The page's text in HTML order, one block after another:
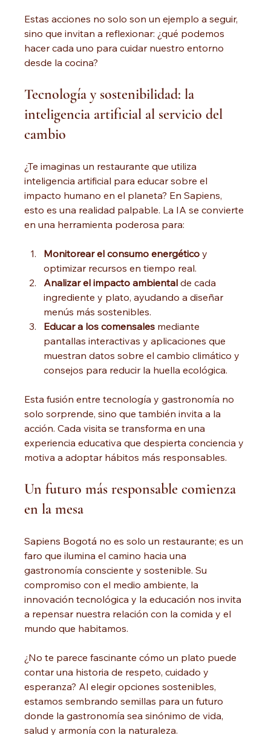
Estas acciones no solo son un ejemplo a seguir,
sino que invitan a reflexionar: ¿qué podemos
hacer cada uno para cuidar nuestro entorno
desde la cocina?
Tecnología y sostenibilidad: la
inteligencia artificial al servicio del
cambio
¿Te imaginas un restaurante que utiliza
inteligencia artificial para educar sobre el
impacto humano en el planeta? En Sapiens,
esto es una realidad palpable. La IA se convierte
en una herramienta poderosa para:
Monitorear el consumo energético y
optimizar recursos en tiempo real.
Analizar el impacto ambiental de cada
ingrediente y plato, ayudando a diseñar
menús más sostenibles.
Educar a los comensales mediante
pantallas interactivas y aplicaciones que
muestran datos sobre el cambio climático y
consejos para reducir la huella ecológica.
Esta fusión entre tecnología y gastronomía no
solo sorprende, sino que también invita a la
acción. Cada visita se transforma en una
experiencia educativa que despierta conciencia y
motiva a adoptar hábitos más responsables.
Un futuro más responsable comienza
en la mesa
Sapiens Bogotá no es solo un restaurante; es un
faro que ilumina el camino hacia una
gastronomía consciente y sostenible. Su
compromiso con el medio ambiente, la
innovación tecnológica y la educación nos invita
a repensar nuestra relación con la comida y el
mundo que habitamos.
¿No te parece fascinante cómo un plato puede
contar una historia de respeto, cuidado y
esperanza? Al elegir opciones sostenibles,
estamos sembrando semillas para un futuro
donde la gastronomía sea sinónimo de vida,
salud y armonía con la naturaleza.